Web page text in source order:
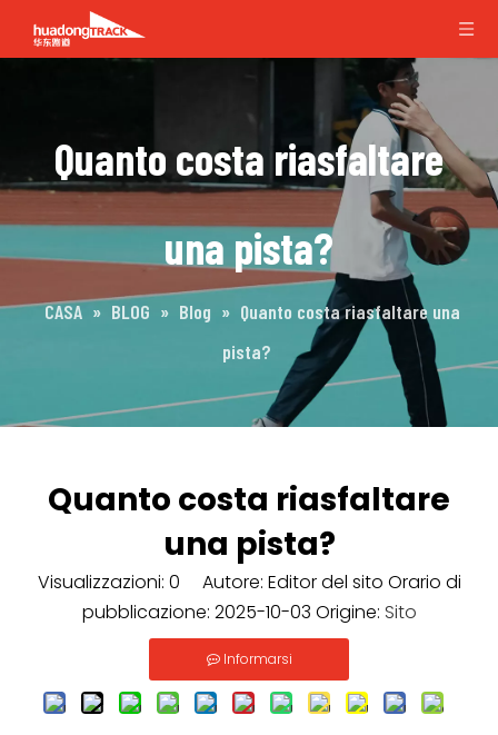
Quanto costa riasfaltare
una pista?
CASA » BLOG » Blog » Quanto costa riasfaltare una
pista?
Quanto costa riasfaltare
una pista?
Visualizzazioni: 0 Autore: Editor del sito Orario di
pubblicazione: 2025-10-03 Origine: Sito
Informarsi